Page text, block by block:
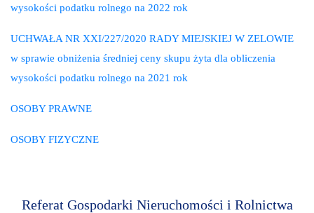
wysokości podatku rolnego na 2022 rok
UCHWAŁA NR XXI/227/2020 RADY MIEJSKIEJ W ZELOWIE
w sprawie obniżenia średniej ceny skupu żyta dla obliczenia
wysokości podatku rolnego na 2021 rok
OSOBY PRAWNE
OSOBY FIZYCZNE
Referat Gospodarki Nieruchomości i Rolnictwa